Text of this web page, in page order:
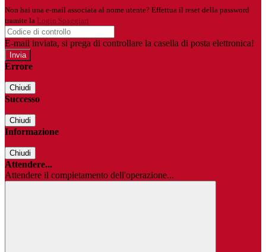
Non hai una e-mail associata al nome utente? Effettua il reset della password
tramite la Login Spaggiari
E-mail inviata, si prega di controllare la casella di posta elettronica!
Errore
Chiudi
Successo
Chiudi
Informazione
Chiudi
Attendere...
Attendere il completamento dell'operazione...